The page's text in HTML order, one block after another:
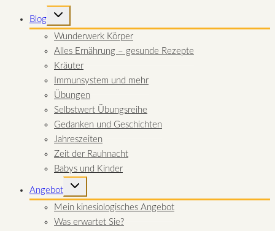
Blog
UNTERMENÜ
Wunderwerk Körper
Alles Ernährung – gesunde Rezepte
Kräuter
Immunsystem und mehr
Übungen
Selbstwert Übungsreihe
Gedanken und Geschichten
Jahreszeiten
Zeit der Rauhnacht
Babys und Kinder
Angebot
UNTERMENÜ
Mein kinesiologisches Angebot
Was erwartet Sie?